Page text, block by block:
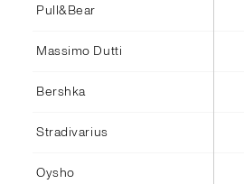
Pull&Bear
Massimo Dutti
Bershka
Stradivarius
Oysho